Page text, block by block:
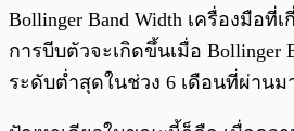
Bollinger Band Width เครื่องมือ
การบีบตัวจะเกิดขึ้นเมื่อ
ระดับต่ำสุดในช่วง 6 เดือนที่ผ่านมา